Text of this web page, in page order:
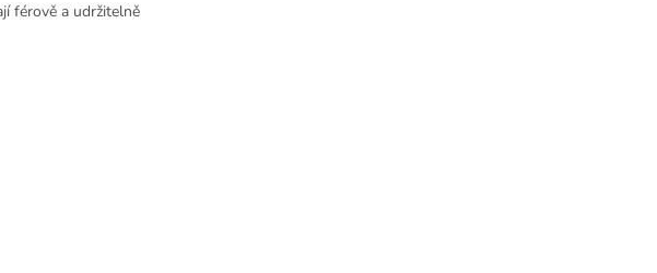
férově a udržitelně